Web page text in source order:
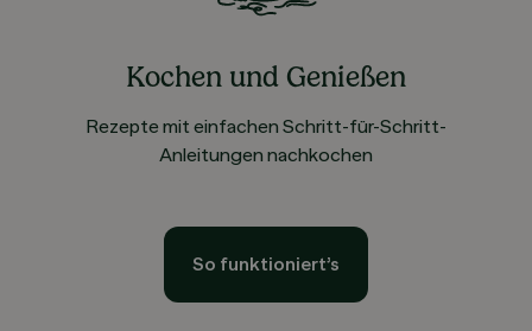
Kochen und Genießen
Rezepte mit einfachen Schritt-für-Schritt-
Anleitungen nachkochen
So funktioniert’s